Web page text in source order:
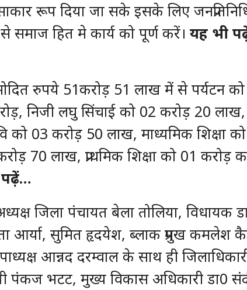
रूप दिया जा सके इसके लिए
हित मे कार्य को पूर्ण करें। यह भी
रुपये 51करोड़ 51 लाख में से पर्यटन
निजी लघु सिंचाई को 02 करोड़ 20
को 03 करोड़ 50 लाख, माध्यमिक शिक्षा
70 लाख, प्राथमिक शिक्षा को 01 करोड़
जिला पंचायत बेला तोलिया, विधायक
आर्या, सुमित हृदयेश, ब्लाक प्रमुख कमलेश
आन्नद दरम्वाल के साथ ही
पंकज भटट, मुख्य विकास अधिकारी डा0 संदीप